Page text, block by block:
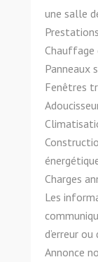
une salle
Chauffage
Panneaux
Fenêtres
Charges
Les
d’erreur ou
Annonce